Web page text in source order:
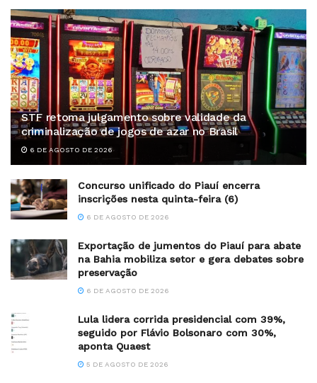
STF retoma julgamento sobre validade da
criminalização de jogos de azar no Brasil
6 DE AGOSTO DE 2026
Concurso unificado do Piauí encerra
inscrições nesta quinta-feira (6)
6 DE AGOSTO DE 2026
Exportação de jumentos do Piauí para abate
na Bahia mobiliza setor e gera debates sobre
preservação
6 DE AGOSTO DE 2026
Lula lidera corrida presidencial com 39%,
seguido por Flávio Bolsonaro com 30%,
aponta Quaest
5 DE AGOSTO DE 2026